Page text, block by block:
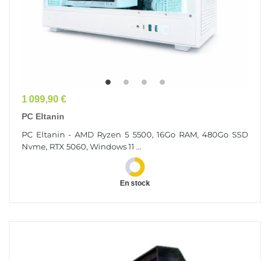
Prix
1 099,90 €
PC Eltanin
PC Eltanin - AMD Ryzen 5 5500, 16Go RAM, 480Go SSD
Nvme, RTX 5060, Windows 11 ...
En stock